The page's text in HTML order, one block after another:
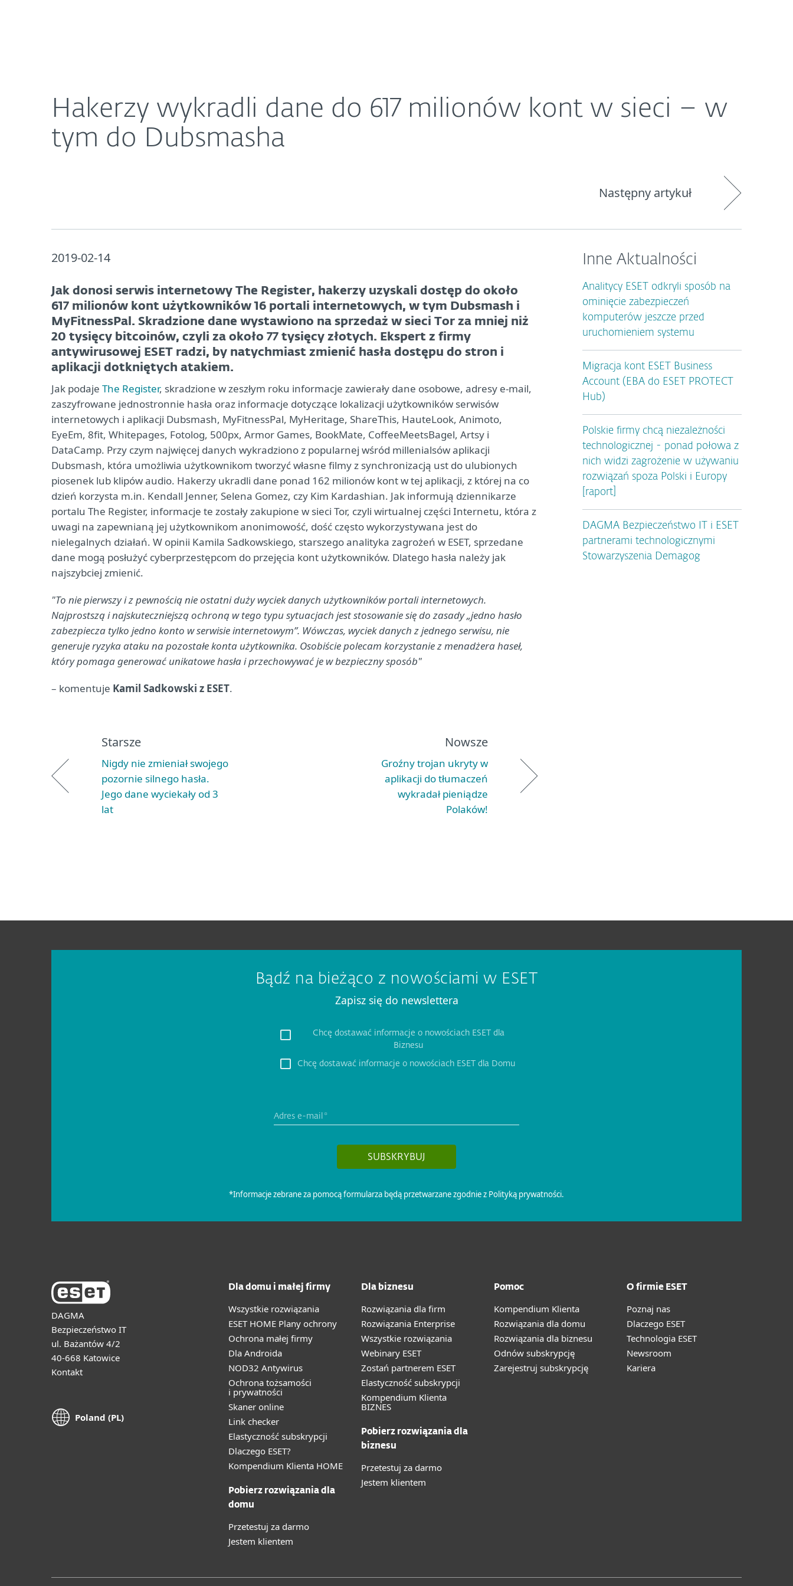
Hakerzy wykradli dane do 617 milionów kont w sieci – w
tym do Dubsmasha
Następny artykuł
2019-02-14
Jak donosi serwis internetowy The Register, hakerzy uzyskali dostęp do około
617 milionów kont użytkowników 16 portali internetowych, w tym Dubsmash i
MyFitnessPal. Skradzione dane wystawiono na sprzedaż w sieci Tor za mniej niż
20 tysięcy bitcoinów, czyli za około 77 tysięcy złotych. Ekspert z firmy
antywirusowej ESET radzi, by natychmiast zmienić hasła dostępu do stron i
aplikacji dotkniętych atakiem.
Jak podaje The Register, skradzione w zeszłym roku informacje zawierały dane osobowe, adresy e-mail,
zaszyfrowane jednostronnie hasła oraz informacje dotyczące lokalizacji użytkowników serwisów
internetowych i aplikacji Dubsmash, MyFitnessPal, MyHeritage, ShareThis, HauteLook, Animoto,
EyeEm, 8fit, Whitepages, Fotolog, 500px, Armor Games, BookMate, CoffeeMeetsBagel, Artsy i
DataCamp. Przy czym najwięcej danych wykradziono z popularnej wśród millenialsów aplikacji
Dubsmash, która umożliwia użytkownikom tworzyć własne filmy z synchronizacją ust do ulubionych
piosenek lub klipów audio. Hakerzy ukradli dane ponad 162 milionów kont w tej aplikacji, z której na co
dzień korzysta m.in. Kendall Jenner, Selena Gomez, czy Kim Kardashian. Jak informują dziennikarze
portalu The Register, informacje te zostały zakupione w sieci Tor, czyli wirtualnej części Internetu, która z
uwagi na zapewnianą jej użytkownikom anonimowość, dość często wykorzystywana jest do
nielegalnych działań. W opinii Kamila Sadkowskiego, starszego analityka zagrożeń w ESET, sprzedane
dane mogą posłużyć cyberprzestępcom do przejęcia kont użytkowników. Dlatego hasła należy jak
najszybciej zmienić.
"To nie pierwszy i z pewnością nie ostatni duży wyciek danych użytkowników portali internetowych.
Najprostszą i najskuteczniejszą ochroną w tego typu sytuacjach jest stosowanie się do zasady „jedno hasło
zabezpiecza tylko jedno konto w serwisie internetowym”. Wówczas, wyciek danych z jednego serwisu, nie
generuje ryzyka ataku na pozostałe konta użytkownika. Osobiście polecam korzystanie z menadżera haseł,
który pomaga generować unikatowe hasła i przechowywać je w bezpieczny sposób"
– komentuje Kamil Sadkowski z ESET.
Starsze
Nigdy nie zmieniał swojego
pozornie silnego hasła.
Jego dane wyciekały od 3
lat
Nowsze
Groźny trojan ukryty w
aplikacji do tłumaczeń
wykradał pieniądze
Polaków!
Inne Aktualności
Analitycy ESET odkryli sposób na
ominięcie zabezpieczeń
komputerów jeszcze przed
uruchomieniem systemu
Migracja kont ESET Business
Account (EBA do ESET PROTECT
Hub)
Polskie firmy chcą niezależności
technologicznej - ponad połowa z
nich widzi zagrożenie w używaniu
rozwiązań spoza Polski i Europy
[raport]
DAGMA Bezpieczeństwo IT i ESET
partnerami technologicznymi
Stowarzyszenia Demagog
DAGMA
Bezpieczeństwo IT
ul. Bażantów 4/2
40-668 Katowice
Kontakt
Poland (PL)
Dla domu i małej firmy
Wszystkie rozwiązania
ESET HOME Plany ochrony
Ochrona małej firmy
Dla Androida
NOD32 Antywirus
Ochrona tożsamości
i prywatności
Skaner online
Link checker
Elastyczność subskrypcji
Dlaczego ESET?
Kompendium Klienta HOME
Pobierz rozwiązania dla
domu
Przetestuj za darmo
Jestem klientem
Dla biznesu
Rozwiązania dla firm
Rozwiązania Enterprise
Wszystkie rozwiązania
Webinary ESET
Zostań partnerem ESET
Elastyczność subskrypcji
Kompendium Klienta
BIZNES
Pobierz rozwiązania dla
biznesu
Przetestuj za darmo
Jestem klientem
Pomoc
Kompendium Klienta
Rozwiązania dla domu
Rozwiązania dla biznesu
Odnów subskrypcję
Zarejestruj subskrypcję
O firmie ESET
Poznaj nas
Dlaczego ESET
Technologia ESET
Newsroom
Kariera